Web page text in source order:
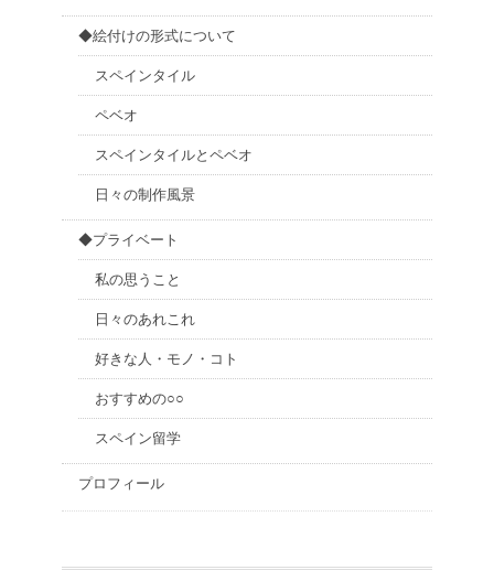
◆絵付けの形式について
スペインタイル
ペベオ
スペインタイルとペベオ
日々の制作風景
◆プライベート
私の思うこと
日々のあれこれ
好きな人・モノ・コト
おすすめの○○
スペイン留学
プロフィール